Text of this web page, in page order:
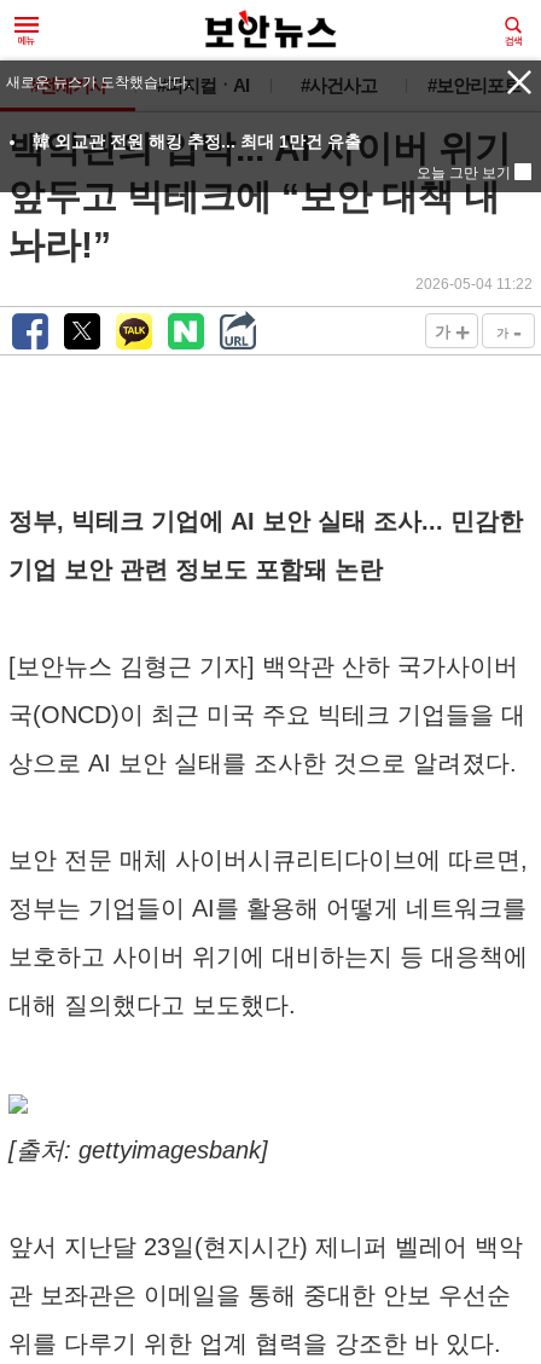
#전체기사 #피지컬ㆍAI #사건사고 #보안리포트
백악관의 압박... AI 사이버 위기
앞두고 빅테크에 “보안 대책 내
놔라!”
2026-05-04 11:22
가 + 가 -
정부, 빅테크 기업에 AI 보안 실태 조사... 민감한
기업 보안 관련 정보도 포함돼 논란
[보안뉴스 김형근 기자] 백악관 산하 국가사이버
국(ONCD)이 최근 미국 주요 빅테크 기업들을 대
상으로 AI 보안 실태를 조사한 것으로 알려졌다.
보안 전문 매체 사이버시큐리티다이브에 따르면,
정부는 기업들이 AI를 활용해 어떻게 네트워크를
보호하고 사이버 위기에 대비하는지 등 대응책에
대해 질의했다고 보도했다.
[출처: gettyimagesbank]
앞서 지난달 23일(현지시간) 제니퍼 벨레어 백악
관 보좌관은 이메일을 통해 중대한 안보 우선순
위를 다루기 위한 업계 협력을 강조한 바 있다.
새로운 뉴스가 도착했습니다.
韓 외교관 전원 해킹 추정... 최대 1만건 유출
오늘 그만 보기